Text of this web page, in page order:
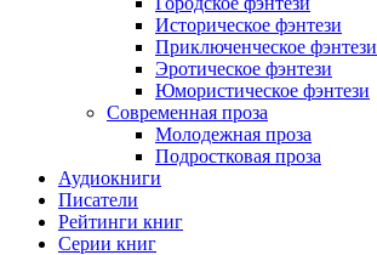
Историческое фэнтези
Приключенческое фэнтези
Эротическое фэнтези
Юмористическое фэнтези
Современная проза
Молодежная проза
Подростковая проза
Аудиокниги
Писатели
Рейтинги книг
Серии книг